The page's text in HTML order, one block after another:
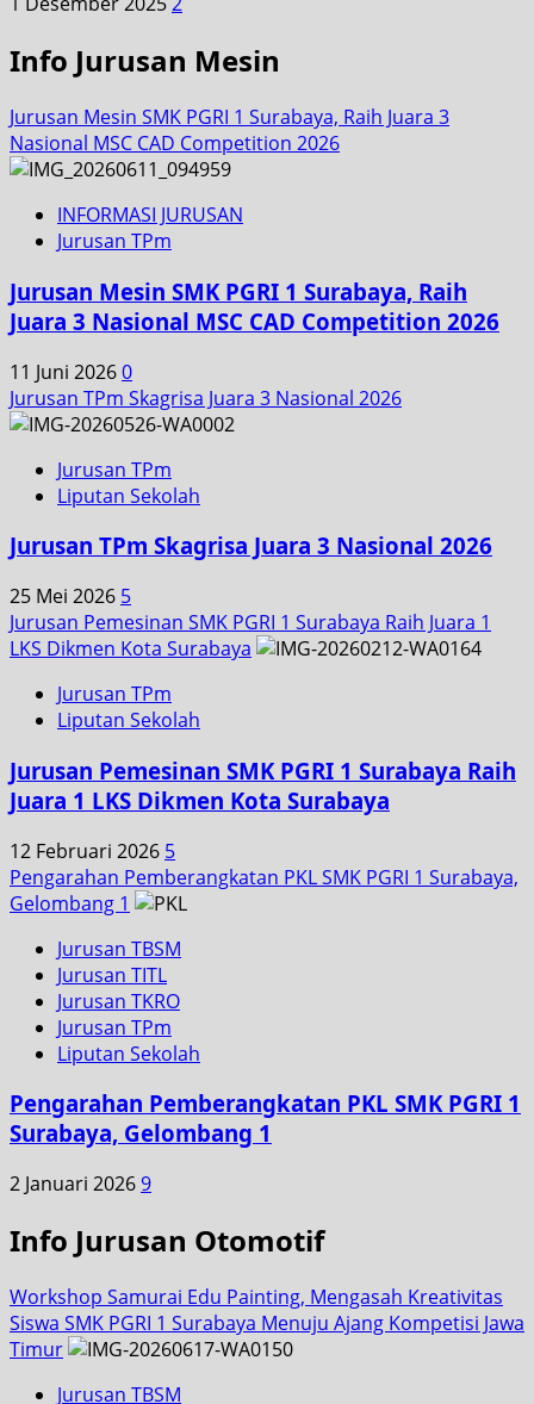
Info Jurusan Mesin
Jurusan Mesin SMK PGRI 1 Surabaya, Raih Juara 3
Nasional MSC CAD Competition 2026
INFORMASI JURUSAN
Jurusan TPm
Jurusan Mesin SMK PGRI 1 Surabaya, Raih
Juara 3 Nasional MSC CAD Competition 2026
11 Juni 20260
Jurusan TPm Skagrisa Juara 3 Nasional 2026
Jurusan TPm
Liputan Sekolah
Jurusan TPm Skagrisa Juara 3 Nasional 2026
25 Mei 2026 5
Jurusan Pemesinan SMK PGRI 1 Surabaya Raih Juara 1
LKS Dikmen Kota Surabaya
Jurusan TPm
Liputan Sekolah
Jurusan Pemesinan SMK PGRI 1 Surabaya Raih
Juara 1 LKS Dikmen Kota Surabaya
12 Februari 2026 5
Pengarahan Pemberangkatan PKL SMK PGRI 1 Surabaya,
Gelombang 1
Jurusan TBSM
Jurusan TITL
Jurusan TKRO
Jurusan TPm
Liputan Sekolah
Pengarahan Pemberangkatan PKL SMK PGRI 1
Surabaya, Gelombang 1
2 Januari 20269
Info Jurusan Otomotif
Workshop Samurai Edu Painting, Mengasah Kreativitas
Siswa SMK PGRI 1 Surabaya Menuju Ajang Kompetisi Jawa
Timur
Jurusan TBSM